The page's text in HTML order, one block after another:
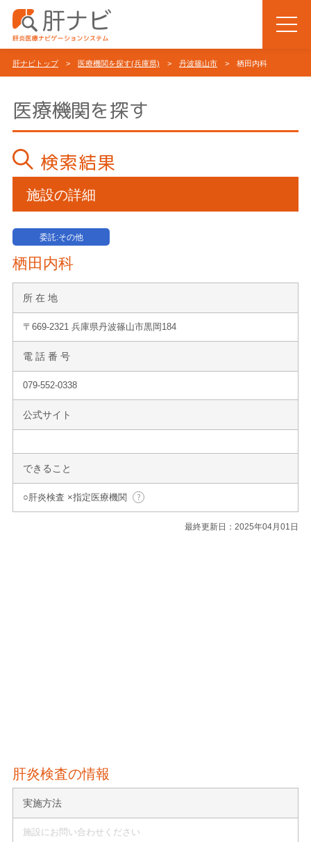
肝ナビトップ> 医療機関を探す(兵庫県) > 丹波篠山市 > 栖田内科
医療機関を探す
検索結果
施設の詳細
委託:その他
栖田内科
所 在 地
〒669-2321 兵庫県丹波篠山市黒岡184
電 話 番 号
079-552-0338
公式サイト
できること
○肝炎検査 ×指定医療機関
最終更新日：2025年04月01日
肝炎検査の情報
実施方法
施設にお問い合わせください